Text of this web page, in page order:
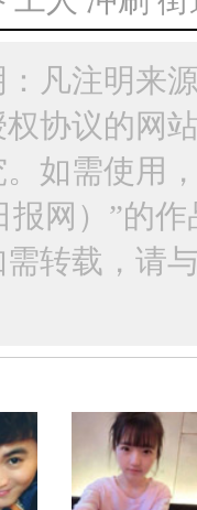
凡注明来
协议的网
如需使用
网）”的
转载，请